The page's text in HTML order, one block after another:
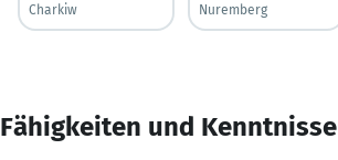
Charkiw
Nuremberg
Fähigkeiten und Kenntnisse